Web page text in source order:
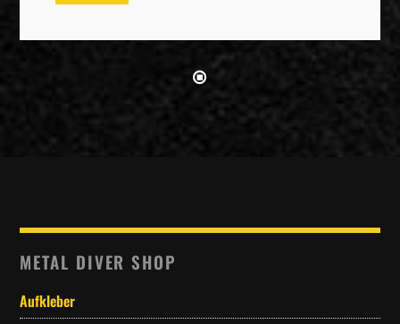
METAL DIVER SHOP
Aufkleber